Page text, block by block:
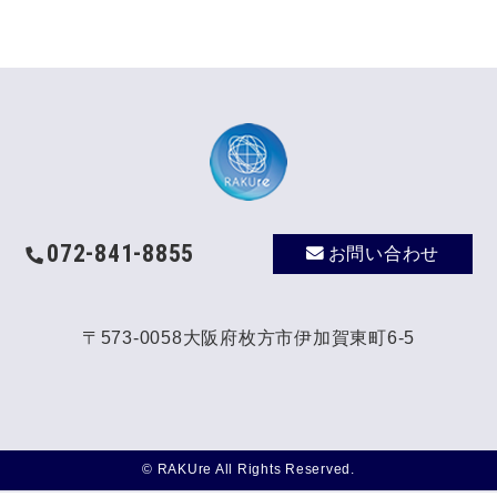
072-841-8855 お問い合わせ
〒573-0058大阪府枚方市伊加賀東町6-5
© RAKUre All Rights Reserved.